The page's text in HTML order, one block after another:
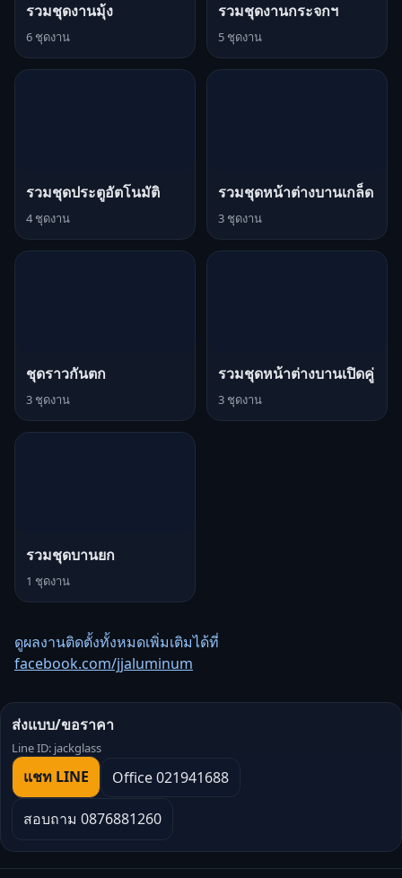
รวมชุดงานมุ้ง
6 ชุดงาน
รวมชุดงานกระจกฯ
5 ชุดงาน
รวมชุดประตูอัตโนมัติ
4 ชุดงาน
รวมชุดหน้าต่างบานเกล็ด
3 ชุดงาน
ชุดราวกันตก
3 ชุดงาน
รวมชุดหน้าต่างบานเปิดคู่
3 ชุดงาน
รวมชุดบานยก
1 ชุดงาน
ดูผลงานติดตั้งทั้งหมดเพิ่มเติมได้ที่
facebook.com/jjaluminum
ส่งแบบ/ขอราคา
Line ID: jackglass
แชท LINE Office 021941688
สอบถาม 0876881260